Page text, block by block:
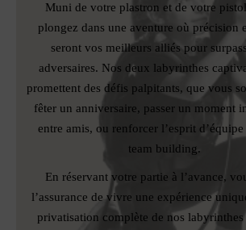
Muni de votre plastron et de votre
plongez dans une aventure où précision
seront vos meilleurs alliés pour
adversaires. Nos deux labyrinthes
promettent des défis palpitants, que vous
fêter un anniversaire, passer un moment
entre amis, ou renforcer l’esprit d’équipe
team building.
En réservant votre partie à l’avance,
l’assurance de vivre une expérience
privatisation complète de nos